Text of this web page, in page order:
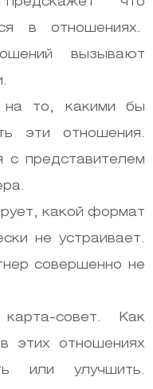
в отношениях.
вызывают
на то, какими бы
эти отношения.
с представителем
какой формат
не устраивает.
совершенно не
совет. Как
этих отношениях
или улучшить.